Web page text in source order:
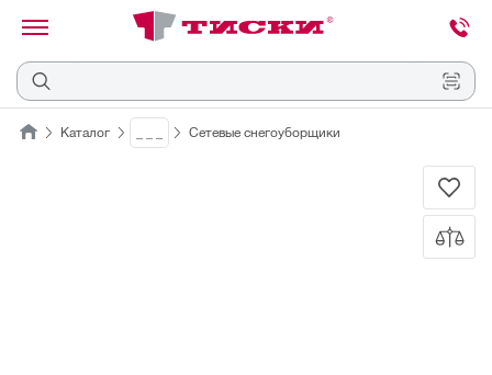
Отмена
Каталог Сетевые снегоуборщики